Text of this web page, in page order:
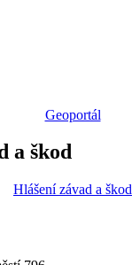
Geoportál
a škod
Hlášení závad a škod